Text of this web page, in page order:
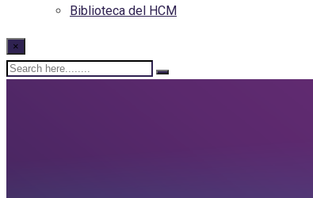
Biblioteca del HCM
×